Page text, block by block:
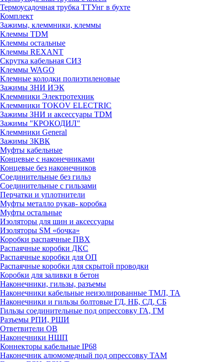
Термоусадочная трубка ТТУнг в бухте
Комплект
Зажимы, клеммники, клеммы
Клеммы TDM
Клеммы остальные
Клеммы REXANT
Скрутка кабельная СИЗ
Клеммы WAGO
Клемные колодки полиэтиленовые
Зажимы ЗНИ ИЭК
Клеммники Электротехник
Клеммники TOKOV ELECTRIC
Зажимы ЗНИ и аксессуары TDM
Зажимы "КРОКОДИЛ"
Клеммники General
Зажимы 3КВК
Муфты кабельные
Концевые с наконечниками
Концевые без наконечников
Соединительные без гильз
Соединительные с гильзами
Перчатки и уплотнители
Муфты металло рукав- коробка
Муфты остальные
Изоляторы для шин и аксессуары
Изоляторы SM «бочка»
Коробки распаячные ПВХ
Распаячные коробки ДКС
Распаячные коробки для ОП
Распаячные коробки для скрытой проводки
Коробки для заливки в бетон
Наконечники, гильзы, разъемы
Наконечники кабельные неизолированные ТМЛ, ТА
Наконечники и гильзы болтовые ГД, НБ, СД, СБ
Гильзы соединительные под опрессовку ГА, ГМ
Разъемы РПИ, РШИ
Ответвители ОВ
Наконечники НШП
Коннекторы кабельные IP68
Наконечник алюмомедный под опрессовку ТАМ